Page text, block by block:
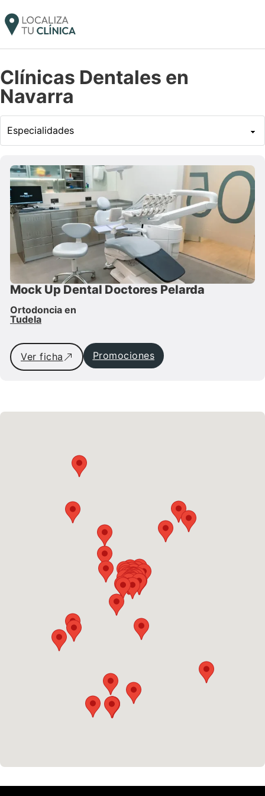
Clínicas Dentales en
Navarra
Mock Up Dental Doctores Pelarda
Ortodoncia en
Tudela
Ver ficha Promociones